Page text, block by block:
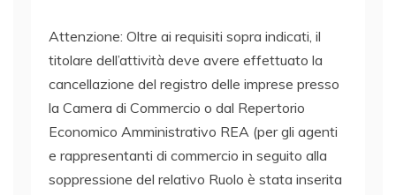
Attenzione: Oltre ai requisiti sopra indicati, il
titolare dell’attività deve avere effettuato la
cancellazione del registro delle imprese presso
la Camera di Commercio o dal Repertorio
Economico Amministrativo REA (per gli agenti
e rappresentanti di commercio in seguito alla
soppressione del relativo Ruolo è stata inserita